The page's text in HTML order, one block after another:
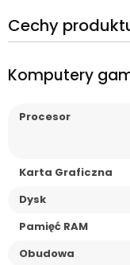
Cechy
Komputery
Procesor
Karta Graficzna
Dysk
Pamięć RAM
Obudowa